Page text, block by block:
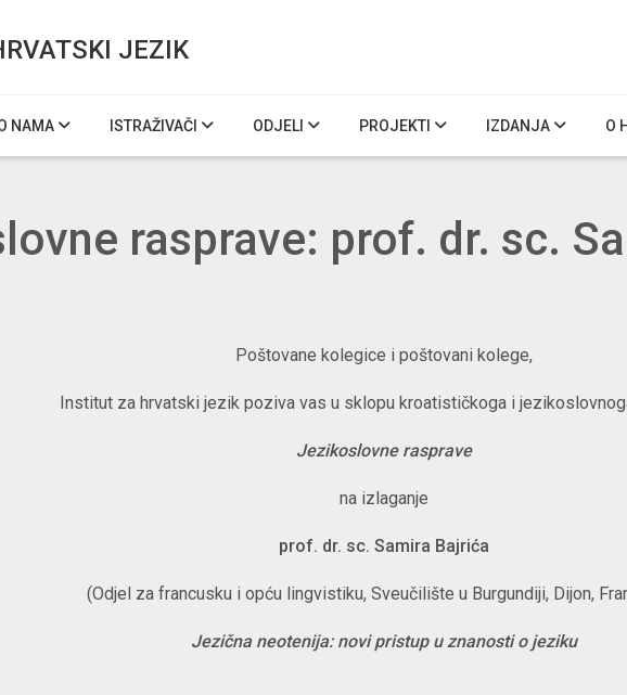
JEZIK
NAMA ISTRAŽIVAČI ODJELI PROJEKTI IZDANJA O
rasprave: prof. dr. sc.
Poštovane kolegice i poštovani kolege,
Institut za hrvatski jezik poziva vas u sklopu kroatističkoga i
Jezikoslovne rasprave
na izlaganje
prof. dr. sc. Samira Bajrića
(Odjel za francusku i opću lingvistiku, Sveučilište u Burgundiji, Dijon,
Jezična neotenija: novi pristup u znanosti o jeziku